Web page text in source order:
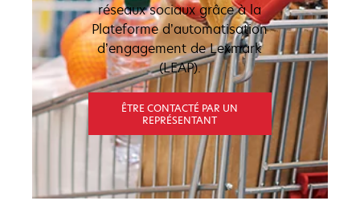
réseaux sociaux grâce à la
Plateforme d’automatisation
d’engagement de Lexmark
(LEAP).
ÊTRE CONTACTÉ PAR UN
REPRÉSENTANT